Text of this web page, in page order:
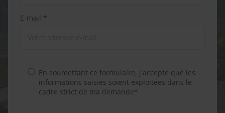
E-mail *
En soumettant ce formulaire, j'accepte que les
informations saisies soient exploitées dans le
cadre strict de ma demande*